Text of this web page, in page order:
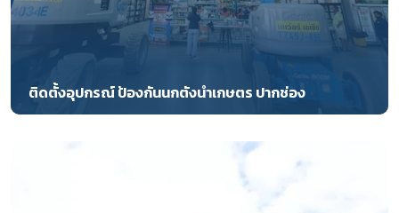
ติดตั้งอุปกรณ์ ป้องกันนกตังนำเกษตร ปากช่อง